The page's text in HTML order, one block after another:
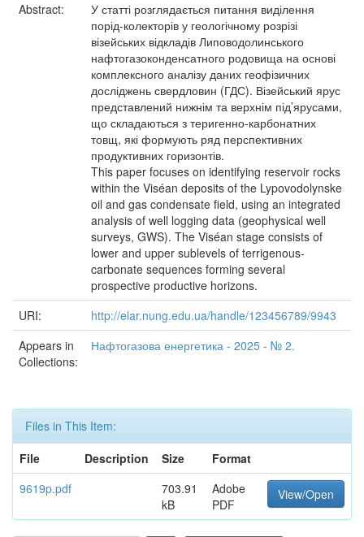
Abstract:
У статті розглядається питання виділення
порід-колекторів у геологічному розрізі
візейських відкладів Липоводолинського
нафтогазоконденсатного родовища на основі
комплексного аналізу даних геофізичних
досліджень свердловин (ГДС). Візейський ярус
представлений нижнім та верхнім під’ярусами,
що складаються з теригенно-карбонатних
товщ, які формують ряд перспективних
продуктивних горизонтів.
This paper focuses on identifying reservoir rocks
within the Viséan deposits of the Lypovodolynske
oil and gas condensate field, using an integrated
analysis of well logging data (geophysical well
surveys, GWS). The Viséan stage consists of
lower and upper sublevels of terrigenous-
carbonate sequences forming several
prospective productive horizons.
URI:
http://elar.nung.edu.ua/handle/123456789/9943
Appears in
Collections:
Нафтогазова енергетика - 2025 - № 2.
Files in This Item:
File
Description Size
Format
9619p.pdf
703.91
kB
Adobe
PDF
View/Open